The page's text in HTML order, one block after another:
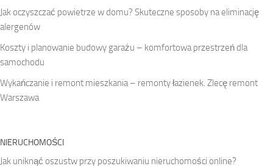
Jak oczyszczać powietrze w domu? Skuteczne sposoby na eliminację
alergenów
Koszty i planowanie budowy garażu – komfortowa przestrzeń dla
samochodu
Wykańczanie i remont mieszkania – remonty łazienek. Zlecę remont
Warszawa
NIERUCHOMOŚCI
Jak uniknąć oszustw przy poszukiwaniu nieruchomości online?